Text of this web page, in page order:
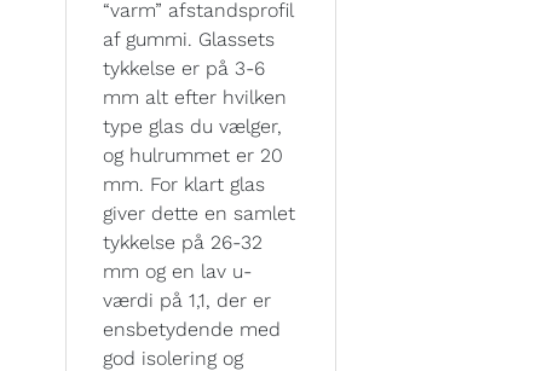
“varm” afstandsprofil
af gummi. Glassets
tykkelse er på 3-6
mm alt efter hvilken
type glas du vælger,
og hulrummet er 20
mm. For klart glas
giver dette en samlet
tykkelse på 26-32
mm og en lav u-
værdi på 1,1, der er
ensbetydende med
god isolering og